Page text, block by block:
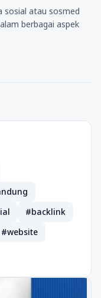
sosial atau sosmed
berbagai aspek
#backlink
#website